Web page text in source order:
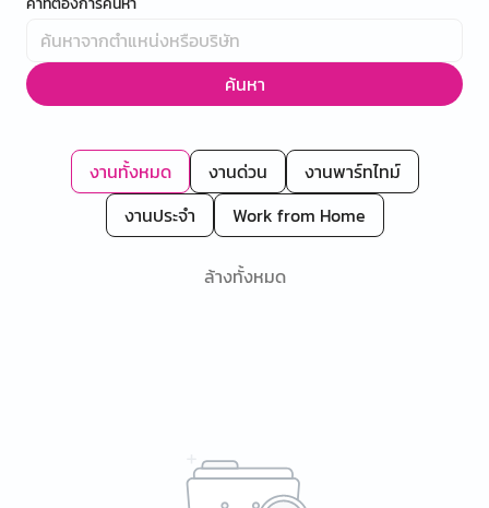
ค้นหา
งานทั้งหมด งานด่วน
งานพาร์ทไทม์
งานประจำ
Work from Home
ล้างทั้งหมด